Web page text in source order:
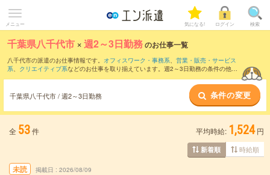
メニュー 気になる! ログイン 検索
千葉県八千代市 ×週2～3日勤務のお仕事一覧
八千代市の派遣のお仕事情報です。 オフィスワーク・事務系、 営業・販売・サービス
系、 クリエイティブ系などのお仕事を取り揃えています。週2～3日勤務の条件の他
千葉県八千代市 / 週2～3日勤務 条件の変更
全 53件 平均時給: 1,524 円
新着順 時給順
未読 掲載日 2026/08/09